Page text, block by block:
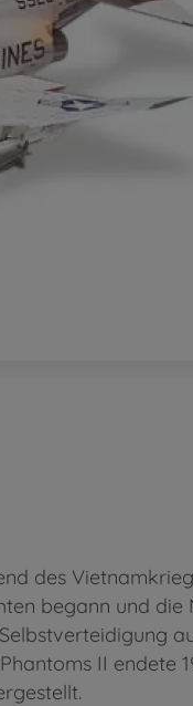
des
begann und
II endete